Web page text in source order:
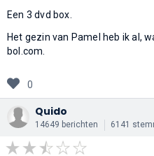
Een 3 dvd box.
Het gezin van Pamel heb ik al,
bol.com.
0
Quido
14649 berichten 6141